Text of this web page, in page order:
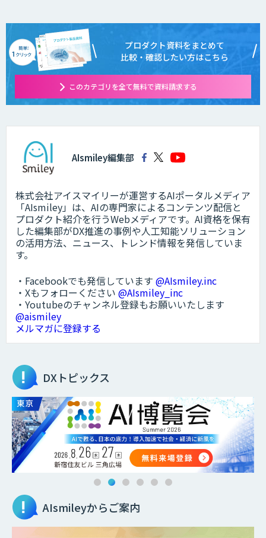
プロダクト資料をまとめて
比較・確認したい方はこちら
このカテゴリを全て無料で資料請求する
AIsmiley編集部
株式会社アイスマイリーが運営するAIポータルメディア
「AIsmiley」は、AIの専門家によるコンテンツ配信と
プロダクト紹介を行うWebメディアです。AI資格を保有
した編集部がDX推進の事例や人工知能ソリューション
の活用方法、ニュース、トレンド情報を発信していま
す。
・Facebookでも発信しています @AIsmiley.inc
・Xもフォローください @AIsmiley_inc
・Youtubeのチャンネル登録もお願いいたします
@aismiley
メルマガに登録する
DXトピックス
AIsmileyからご案内